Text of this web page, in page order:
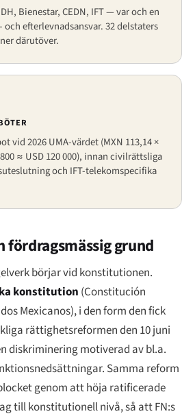
Bienestar, CEDN, IFT — var och en
efterlevnadsansvar. 32 delstaters
därutöver.
vid 2026 UMA-värdet (MXN 113,14 ×
≈ USD 120 000), innan civilrättsliga
och IFT-telekomspecifika
grund
börjar vid konstitutionen.
konstitution (Constitución
Mexicanos), i den form den fick
rättighetsreformen den 10 juni
diskriminering motiverad av bl.a.
Samma reform
genom att höja ratificerade
till konstitutionell nivå, så att FN:s